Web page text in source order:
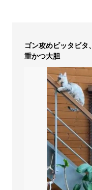
ゴン攻めビッタビ
重かつ大胆